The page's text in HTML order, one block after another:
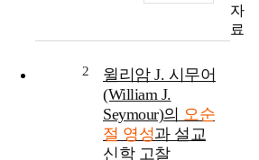
2
윌리암 J. 시무어
(William J.
Seymour)의 오순
절 영성과 설교
신학 고찰
자
료